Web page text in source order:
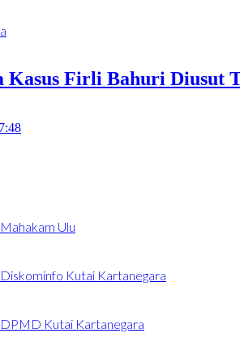
Ulu
Kutai Kartanegara
Kutai Kartanegara
Kasus Firli Bahuri Diusut